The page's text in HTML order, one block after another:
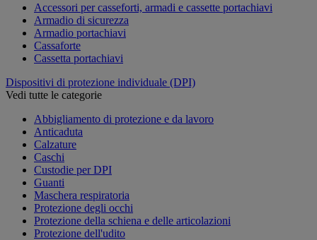
Accessori per casseforti, armadi e cassette portachiavi
Armadio di sicurezza
Armadio portachiavi
Cassaforte
Cassetta portachiavi
Dispositivi di protezione individuale (DPI)
Vedi tutte le categorie
Abbigliamento di protezione e da lavoro
Anticaduta
Calzature
Caschi
Custodie per DPI
Guanti
Maschera respiratoria
Protezione degli occhi
Protezione della schiena e delle articolazioni
Protezione dell'udito